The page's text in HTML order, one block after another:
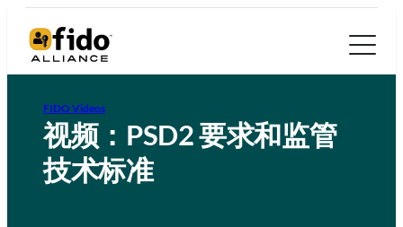
FIDO Videos
视频：PSD2 要求和监管
技术标准